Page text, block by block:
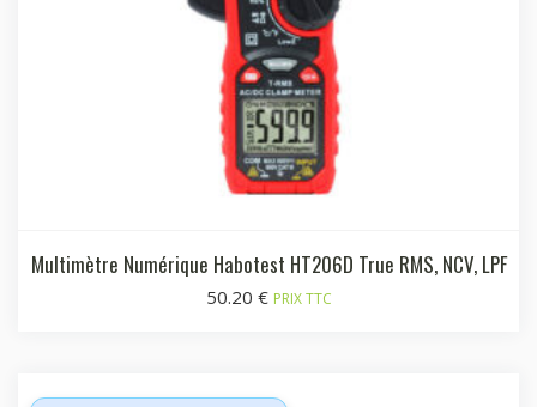
Multimètre Numérique Habotest HT206D True RMS, NCV, LPF
50.20 € PRIX TTC